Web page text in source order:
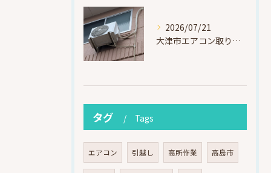
2026/07/21
大津市エアコン取り付け｜他社で断られたマンション3階の壁面アングル高所作業（ハイセンス HA-J22H-W・プレジーオビワコ）
タグ Tags
エアコン 引越し 高所作業 高島市